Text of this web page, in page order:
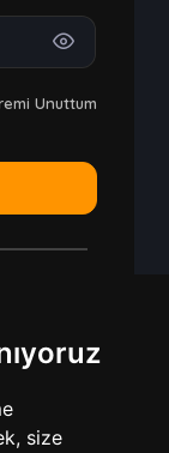
size
Unuttum